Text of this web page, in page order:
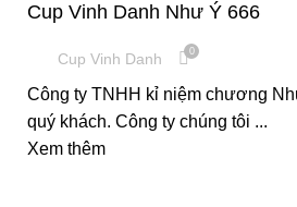
Cup Vinh Danh Như Ý 666
Cup Vinh Danh 0
Công ty TNHH kỉ niệm chương
quý khách. Công ty chúng tôi ...
Xem thêm